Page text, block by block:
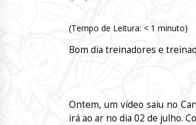
(Tempo de Leitura: < 1 minuto)
Bom dia treinadores e
Ontem, um vídeo saiu no
irá ao ar no dia 02 de julho.